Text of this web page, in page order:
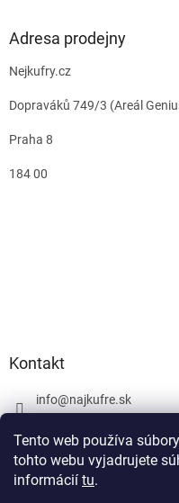
Tento web používa
tohto webu vyjadrujete
informácií tu.
Adresa prodejny
Nejkufry.cz
Dopraváků 749/3 (Areál
Praha 8
184 00
Kontakt
info@najkufre.sk
Facebook